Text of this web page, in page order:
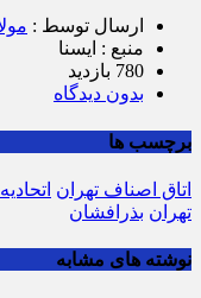
ارسال توسط :
منبع : ایسنا
780 بازدید
بدون دیدگاه
برچسب ها
اتاق اصناف تهران
تهران بذرافشان
نوشته های مشابه